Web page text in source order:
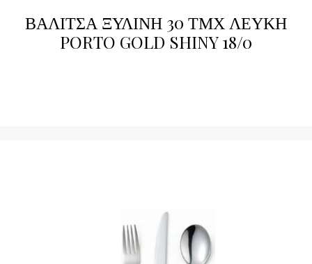
ΒΑΛΙΤΣΑ ΞΥΛΙΝΗ 30 ΤΜΧ ΛΕΥΚΗ
PORTO GOLD SHINY 18/0